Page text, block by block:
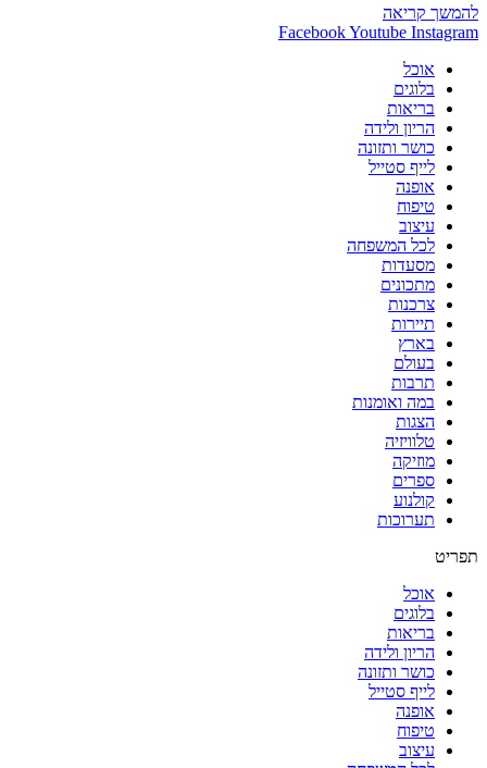
להמשך קריאהJohnson's
Baby
"סינדרלה"
FacebookYoutube Instagram
אוכל
בלוגים
בריאות
הריון ולידה
כושר ותזונה
לייף סטייל
אופנה
טיפוח
עיצוב
לכל המשפחה
מסעדות
מתכונים
צרכנות
תיירות
בארץ
בעולם
תרבות
במה ואומנות
הצגות
טלוויזיה
מוזיקה
ספרים
קולנוע
תערוכות
תפריט
אוכל
בלוגים
בריאות
הריון ולידה
כושר ותזונה
לייף סטייל
אופנה
טיפוח
עיצוב